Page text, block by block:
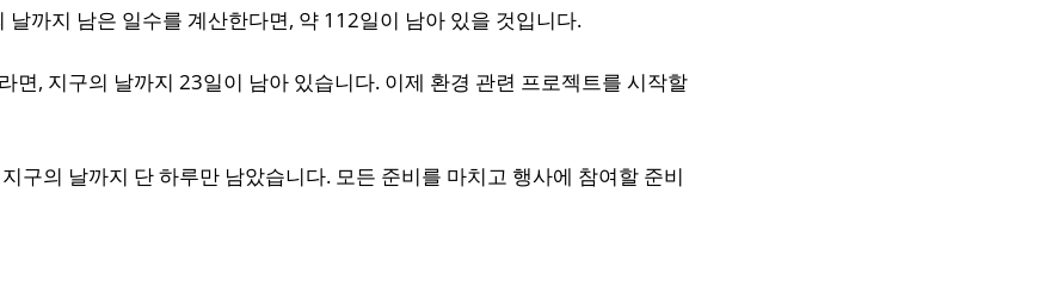
날까지 남은 일수를 계산한다면, 약 112일이 남아 있을 것입니다.
면, 지구의 날까지 23일이 남아 있습니다. 이제 환경 관련 프로젝트를 시작할
구의 날까지 단 하루만 남았습니다. 모든 준비를 마치고 행사에 참여할 준비